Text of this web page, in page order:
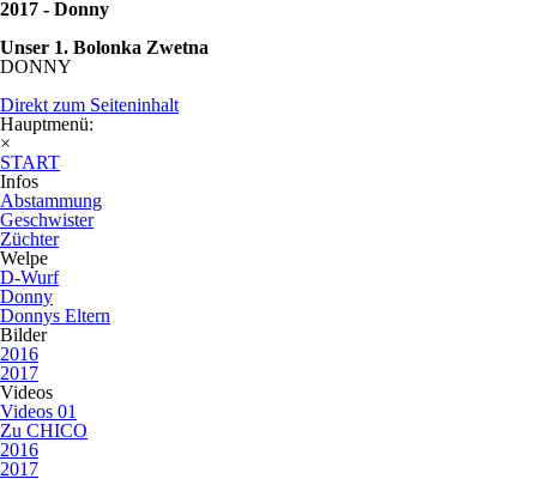
2017 - Donny
Unser 1. Bolonka Zwetna
DONNY
Direkt zum Seiteninhalt
Hauptmenü:
×
START
Infos
Abstammung
Geschwister
Züchter
Welpe
D-Wurf
Donny
Donnys Eltern
Bilder
2016
2017
Videos
Videos 01
Zu CHICO
2016
2017